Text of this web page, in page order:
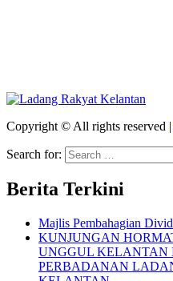
Copyright © All rights reserved |
Search for:
Berita Terkini
Majlis Pembahagian
KUNJUNGAN
UNGGUL KELANTAN
PERBADANAN